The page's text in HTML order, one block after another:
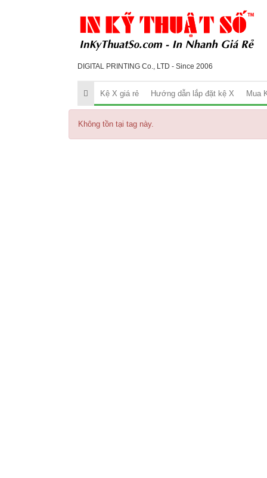
DIGITAL PRINTING Co., LTD - Since 2006
Kệ X giá rẻ Hướng dẫn lắp đặt kệ X Mua
Không tồn tại tag này.